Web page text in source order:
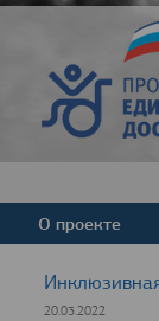
О проекте
20.03.2022